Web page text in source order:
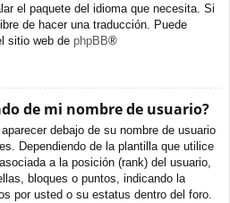
el paquete del idioma que necesita. Si
de hacer una traducción. Puede
sitio web de phpBB®
de mi nombre de usuario?
debajo de su nombre de usuario
Dependiendo de la plantilla que utilice
a la posición (rank) del usuario,
bloques o puntos, indicando la
por usted o su estatus dentro del foro.